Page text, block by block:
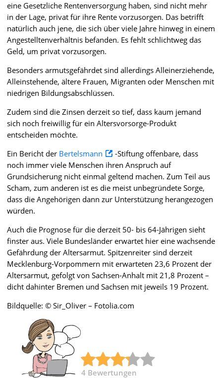
eine Gesetzliche Rentenversorgung haben, sind nicht mehr
in der Lage, privat für ihre Rente vorzusorgen. Das betrifft
natürlich auch jene, die sich über viele Jahre hinweg in einem
Angestelltenverhältnis befanden. Es fehlt schlichtweg das
Geld, um privat vorzusorgen.
Besonders armutsgefährdet sind allerdings Alleinerziehende,
Alleinstehende, ältere Frauen, Migranten oder Menschen mit
niedrigen Bildungsabschlüssen.
Zudem sind die Zinsen derzeit so tief, dass kaum jemand
sich noch freiwillig für ein Altersvorsorge-Produkt
entscheiden möchte.
Ein Bericht der Bertelsmann
-Stiftung offenbare, dass
noch immer viele Menschen ihren Anspruch auf
Grundsicherung nicht einmal geltend machen. Zum Teil aus
Scham, zum anderen ist es die meist unbegründete Sorge,
dass die Angehörigen dann zur Unterstützung herangezogen
würden.
Auch die Prognose für die derzeit 50- bis 64-Jährigen sieht
finster aus. Viele Bundesländer erwartet hier eine wachsende
Gefährdung der Altersarmut. Spitzenreiter sind derzeit
Mecklenburg-Vorpommern mit erwarteten 23,6 Prozent der
Altersarmut, gefolgt von Sachsen-Anhalt mit 21,8 Prozent –
dicht dahinter Bremen und Sachsen mit jeweils 19 Prozent.
Bildquelle: © Sir_Oliver – Fotolia.com
4 Bewertungen